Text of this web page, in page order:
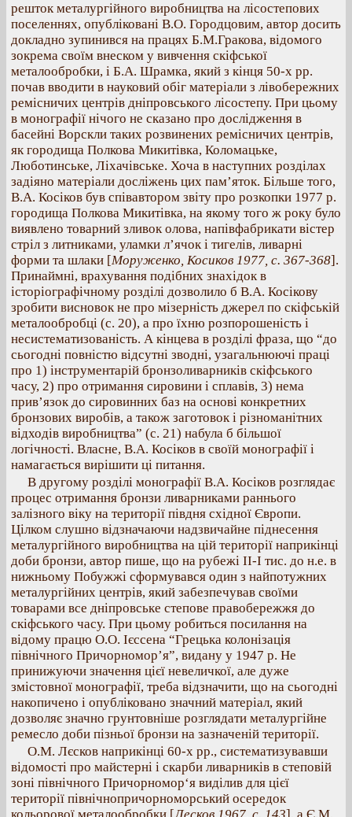
решток металургійного виробництва на лісостепових
поселеннях, опубліковані В.О. Городцовим, автор досить
докладно зупинився на працях Б.М.Гракова, відомого
зокрема своїм внеском у вивчення скіфської
металообробки, і Б.А. Шрамка, який з кінця 50-х рр.
почав вводити в науковий обіг матеріали з лівобережних
ремісничих центрів дніпровського лісостепу. При цьому
в монографії нічого не сказано про дослідження в
басейні Ворскли таких розвинених ремісничих центрів,
як городища Полкова Микитівка, Коломацьке,
Люботинське, Ліхачівське. Хоча в наступних розділах
задіяно матеріали досліжень цих пам’яток. Більше того,
В.А. Косіков був співавтором звіту про розкопки 1977 р.
городища Полкова Микитівка, на якому того ж року було
виявлено товарний зливок олова, напівфабрикати вістер
стріл з литниками, уламки л’ячок і тигелів, ливарні
форми та шлаки [Моруженко, Косиков 1977, с. 367-368].
Принаймні, врахування подібних знахідок в
історіографічному розділі дозволило б В.А. Косікову
зробити висновок не про мізерність джерел по скіфській
металообробці (с. 20), а про їхню розпорошеність і
несистематизованість. А кінцева в розділі фраза, що “до
сьогодні повністю відсутні зводні, узагальнюючі праці
про 1) інструментарій бронзоливарників скіфського
часу, 2) про отримання сировини і сплавів, 3) нема
прив’язок до сировинних баз на основі конкретних
бронзових виробів, а також заготовок і різноманітних
відходів виробництва” (с. 21) набула б більшої
логічності. Власне, В.А. Косіков в своїй монографії і
намагається вирішити ці питання.
В другому розділі монографії В.А. Косіков розглядає
процес отримання бронзи ливарниками раннього
залізного віку на території півдня східної Європи.
Цілком слушно відзначаючи надзвичайне піднесення
металургійного виробництва на цій території наприкінці
доби бронзи, автор пише, що на рубежі II-I тис. до н.е. в
нижньому Побужжі сформувався один з найпотужних
металургійних центрів, який забезпечував своїми
товарами все дніпровське степове правобережжя до
скіфського часу. При цьому робиться посилання на
відому працю О.О. Ієссена “Грецька колонізація
північного Причорномор’я”, видану у 1947 р. Не
принижуючи значення цієї невеличкої, але дуже
змістовної монографії, треба відзначити, що на сьогодні
накопичено і опубліковано значний матеріал, який
дозволяє значно грунтовніше розглядати металургійне
ремесло доби пізньої бронзи на зазначеній території.
О.М. Лєсков наприкінці 60-х рр., систематизувавши
відомості про майстерні і скарби ливарників в степовій
зоні північного Причорномор‘я виділив для цієї
території північнопричорноморський осередок